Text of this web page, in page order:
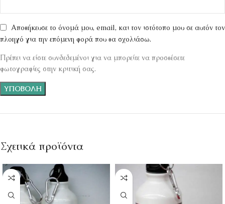
Αποθήκευσε το όνομά μου, email, και τον ιστότοπο μου σε αυτόν τον
πλοηγό για την επόμενη φορά που θα σχολιάσω.
Πρέπει να είστε συνδεδεμένοι για να μπορείτε να προσθέσετε
φωτογραφίες στην κριτική σας.
Σχετικά προϊόντα